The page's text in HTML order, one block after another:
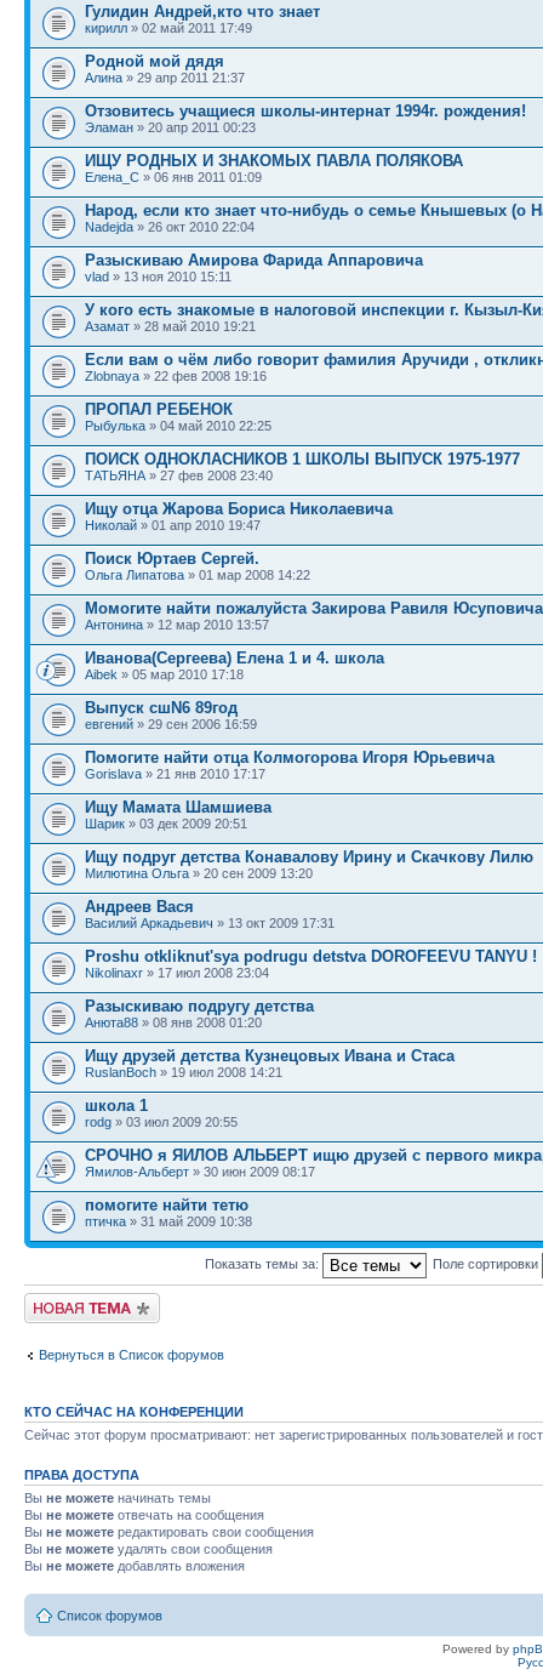
Гулидин Андрей,кто что знает
кирилл » 02 май 2011 17:49
Родной мой дядя
Алина » 29 апр 2011 21:37
Отзовитесь учащиеся школы-интернат 1994г. рождения!
Эламан » 20 апр 2011 00:23
ИЩУ РОДНЫХ И ЗНАКОМЫХ ПАВЛА ПОЛЯКОВА
Елена_C » 06 янв 2011 01:09
Народ, если кто знает что-нибудь о семье Кнышевых (о
Nadejda » 26 окт 2010 22:04
Разыскиваю Амирова Фарида Аппаровича
vlad » 13 ноя 2010 15:11
У кого есть знакомые в налоговой инспекции г. Кызыл-
Азамат » 28 май 2010 19:21
Если вам о чём либо говорит фамилия Аручиди ,
Zlobnaya » 22 фев 2008 19:16
ПРОПАЛ РЕБЕНОК
Рыбулька » 04 май 2010 22:25
ПОИСК ОДНОКЛАСНИКОВ 1 ШКОЛЫ ВЫПУСК 1975-1977
TАТЬЯНА » 27 фев 2008 23:40
Ищу отца Жарова Бориса Николаевича
Николай » 01 апр 2010 19:47
Поиск Юртаев Сергей.
Ольга Липатова » 01 мар 2008 14:22
Момогите найти пожалуйста Закирова Равиля Юсуповича
Антонина » 12 мар 2010 13:57
Иванова(Сергеева) Елена 1 и 4. школа
Aibek » 05 мар 2010 17:18
Выпуск сшN6 89год
евгений » 29 сен 2006 16:59
Помогите найти отца Колмогорова Игоря Юрьевича
Gorislava » 21 янв 2010 17:17
Ищу Мамата Шамшиева
Шарик » 03 дек 2009 20:51
Ищу подруг детства Конавалову Ирину и Скачкову Лилю
Милютина Ольга » 20 сен 2009 13:20
Андреев Вася
Василий Аркадьевич » 13 окт 2009 17:31
Proshu otkliknut'sya podrugu detstva DOROFEEVU TANYU !
Nikolinaxr » 17 июл 2008 23:04
Разыскиваю подругу детства
Анюта88 » 08 янв 2008 01:20
Ищу друзей детства Кузнецовых Ивана и Стаса
RuslanBoch » 19 июл 2008 14:21
школа 1
rodg » 03 июл 2009 20:55
СРОЧНО я ЯИЛОВ АЛЬБЕРТ ищю друзей с первого
Ямилов-Альберт » 30 июн 2009 08:17
помогите найти тетю
птичка » 31 май 2009 10:38
Показать темы за: Поле сортировки
Новая тема
Вернуться в Список форумов
КТО СЕЙЧАС НА КОНФЕРЕНЦИИ
Сейчас этот форум просматривают: нет зарегистрированных пользователей и
ПРАВА ДОСТУПА
Вы не можете начинать темы
Вы не можете отвечать на сообщения
Вы не можете редактировать свои сообщения
Вы не можете удалять свои сообщения
Вы не можете добавлять вложения
Список форумов
Powered by